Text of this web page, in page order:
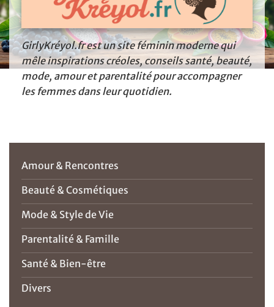
GirlyKréyol.fr est un site féminin moderne qui
mêle inspirations créoles, conseils santé, beauté,
mode, amour et parentalité pour accompagner
les femmes dans leur quotidien.
Amour & Rencontres
Beauté & Cosmétiques
Mode & Style de Vie
Parentalité & Famille
Santé & Bien-être
Divers